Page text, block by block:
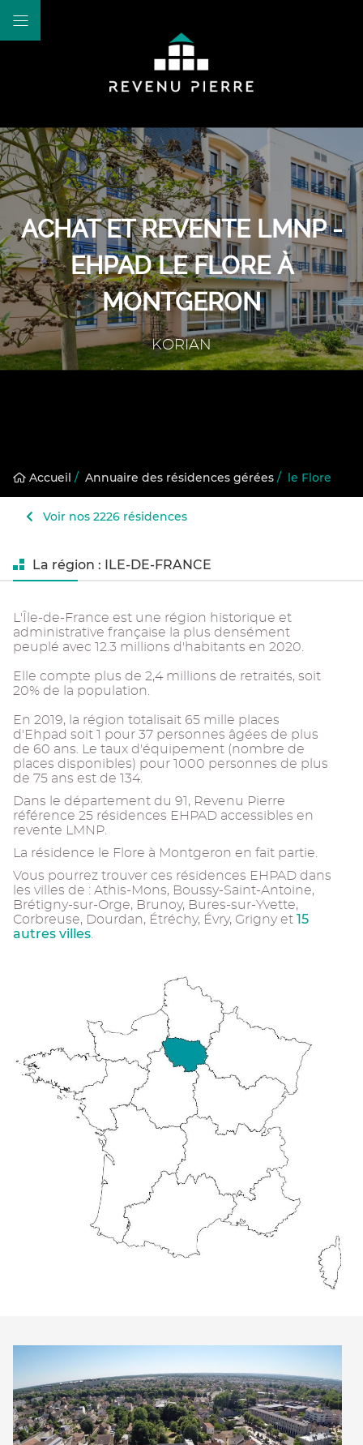
ACHAT ET REVENTE LMNP -
EHPAD LE FLORE À
MONTGERON
KORIAN
Accueil / Annuaire des résidences gérées / le Flore
Voir nos 2226 résidences
La région : ILE-DE-FRANCE
L'Île-de-France est une région historique et
administrative française la plus densément
peuplé avec 12.3 millions d'habitants en 2020.
Elle compte plus de 2,4 millions de retraités, soit
20% de la population.
En 2019, la région totalisait 65 mille places
d'Ehpad soit 1 pour 37 personnes âgées de plus
de 60 ans. Le taux d'équipement (nombre de
places disponibles) pour 1000 personnes de plus
de 75 ans est de 134.
Dans le département du 91, Revenu Pierre
référence 25 résidences EHPAD accessibles en
revente LMNP.
La résidence le Flore à Montgeron en fait partie.
Vous pourrez trouver ces résidences EHPAD dans
les villes de : Athis-Mons, Boussy-Saint-Antoine,
Brétigny-sur-Orge, Brunoy, Bures-sur-Yvette,
Corbreuse, Dourdan, Étréchy, Évry, Grigny et 15
autres villes